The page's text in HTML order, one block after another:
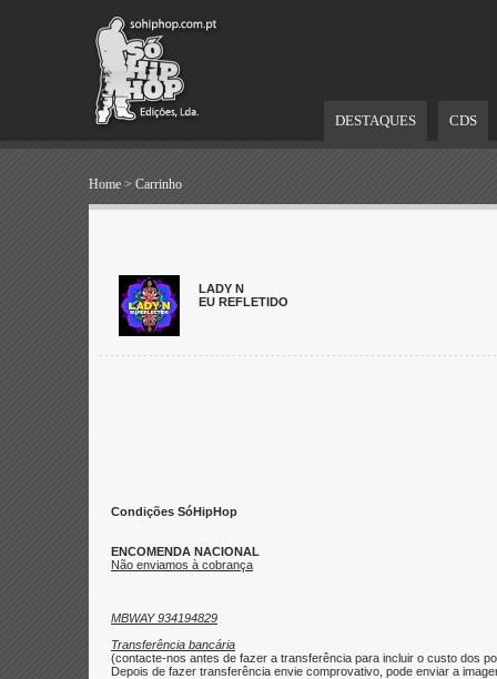
DESTAQUES CDS
Home > Carrinho
LADY N
EU REFLETIDO
Condições SóHipHop
ENCOMENDA NACIONAL
Não enviamos à cobrança
MBWAY 934194829
Transferência bancária
(contacte-nos antes de fazer a transferência para incluir o custo dos
Depois de fazer transferência envie comprovativo, pode enviar a